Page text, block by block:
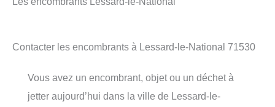
Contacter les encombrants à Lessard-le-National 71530
Vous avez un encombrant, objet ou un déchet à
jetter aujourd’hui dans la ville de Lessard-le-